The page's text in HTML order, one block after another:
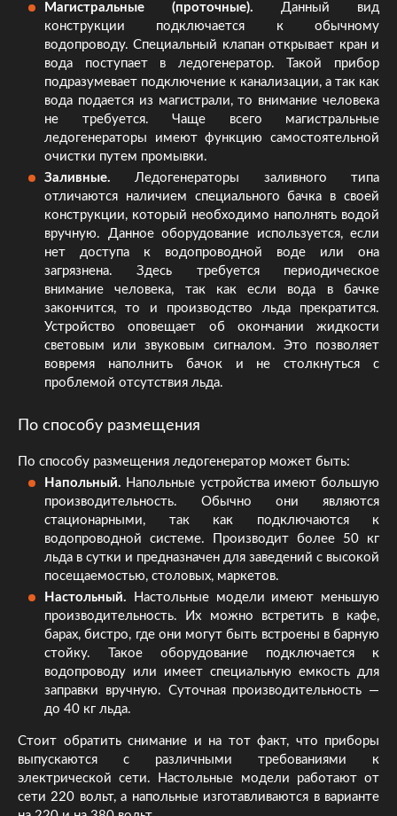
Магистральные (проточные). Данный вид
конструкции подключается к обычному
водопроводу. Специальный клапан открывает кран и
вода поступает в ледогенератор. Такой прибор
подразумевает подключение к канализации, а так как
вода подается из магистрали, то внимание человека
не требуется. Чаще всего магистральные
ледогенераторы имеют функцию самостоятельной
очистки путем промывки.
Заливные. Ледогенераторы заливного типа
отличаются наличием специального бачка в своей
конструкции, который необходимо наполнять водой
вручную. Данное оборудование используется, если
нет доступа к водопроводной воде или она
загрязнена. Здесь требуется периодическое
внимание человека, так как если вода в бачке
закончится, то и производство льда прекратится.
Устройство оповещает об окончании жидкости
световым или звуковым сигналом. Это позволяет
вовремя наполнить бачок и не столкнуться с
проблемой отсутствия льда.
По способу размещения
По способу размещения ледогенератор может быть:
Напольный. Напольные устройства имеют большую
производительность. Обычно они являются
стационарными, так как подключаются к
водопроводной системе. Производит более 50 кг
льда в сутки и предназначен для заведений с высокой
посещаемостью, столовых, маркетов.
Настольный. Настольные модели имеют меньшую
производительность. Их можно встретить в кафе,
барах, бистро, где они могут быть встроены в барную
стойку. Такое оборудование подключается к
водопроводу или имеет специальную емкость для
заправки вручную. Суточная производительность —
до 40 кг льда.
Стоит обратить снимание и на тот факт, что приборы
выпускаются с различными требованиями к
электрической сети. Настольные модели работают от
сети 220 вольт, а напольные изготавливаются в варианте